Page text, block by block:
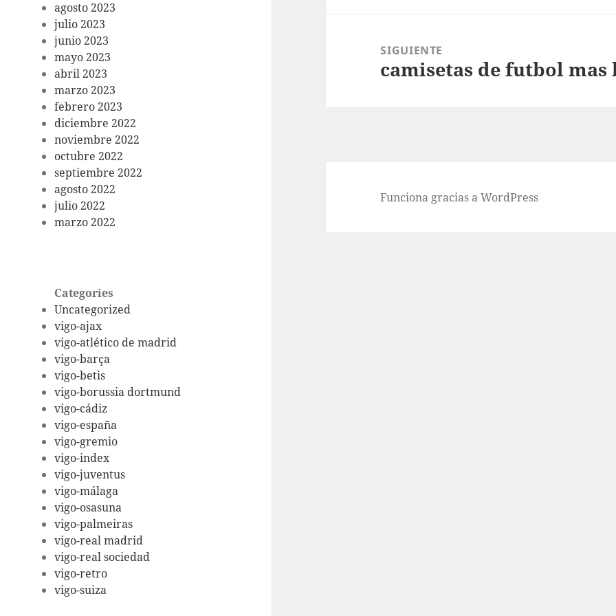
agosto 2023
julio 2023
junio 2023
mayo 2023
abril 2023
marzo 2023
febrero 2023
diciembre 2022
noviembre 2022
octubre 2022
septiembre 2022
agosto 2022
julio 2022
marzo 2022
Categories
Uncategorized
vigo-ajax
vigo-atlético de madrid
vigo-barça
vigo-betis
vigo-borussia dortmund
vigo-cádiz
vigo-españa
vigo-gremio
vigo-index
vigo-juventus
vigo-málaga
vigo-osasuna
vigo-palmeiras
vigo-real madrid
vigo-real sociedad
vigo-retro
vigo-suiza
SIGUIENTE
Entrada
camisetas de futbol mas
Funciona gracias a WordPress